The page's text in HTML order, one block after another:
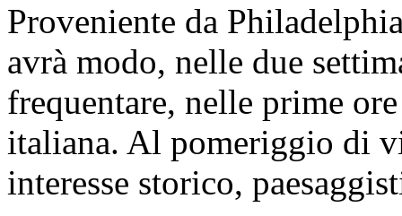
Proveniente da
avrà modo, nelle due
frequentare, nelle prime
italiana. Al pomeriggio di
interesse storico,